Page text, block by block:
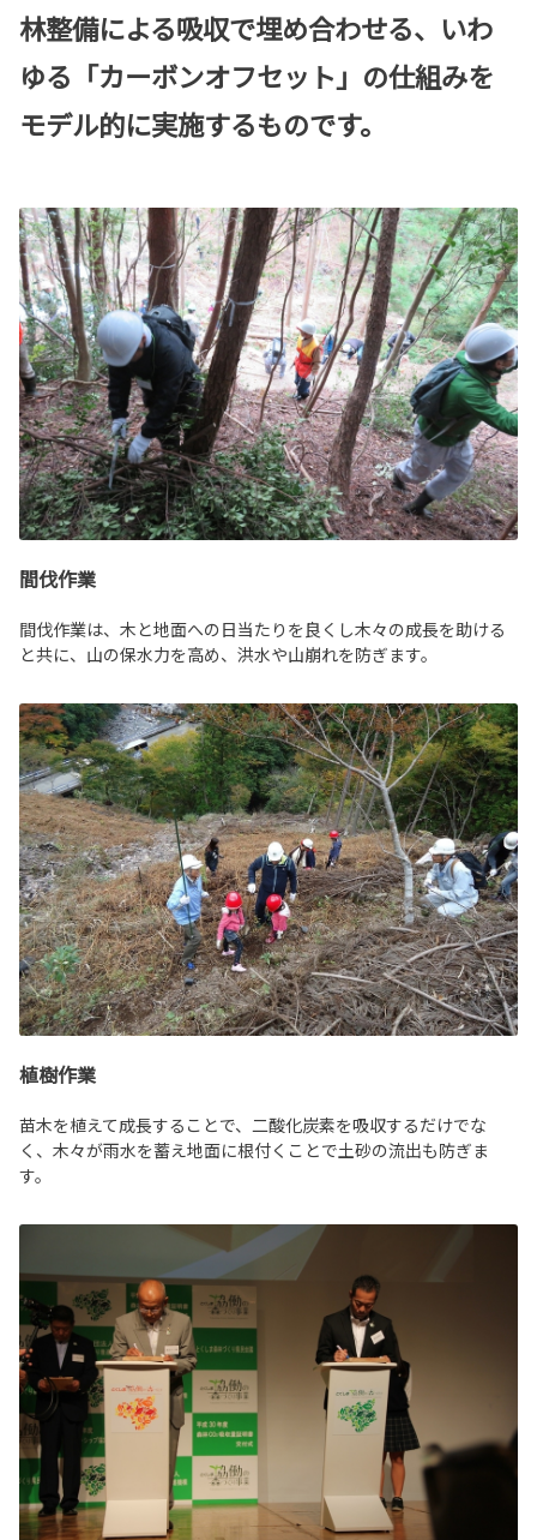
林整備による吸収で埋め合わせる、いわ
ゆる「カーボンオフセット」の仕組みを
モデル的に実施するものです。
間伐作業
間伐作業は、木と地面への日当たりを良くし木々の成長を助ける
と共に、山の保水力を高め、洪水や山崩れを防ぎます。
植樹作業
苗木を植えて成長することで、二酸化炭素を吸収するだけでな
く、木々が雨水を蓄え地面に根付くことで土砂の流出も防ぎま
す。